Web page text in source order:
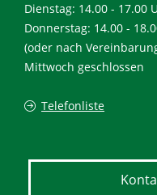
Dienstag: 14.00 - 17.00
Donnerstag: 14.00 -
(oder nach
Mittwoch geschlossen
Telefonliste